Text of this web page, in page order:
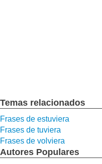
Temas relacionados
Frases de estuviera
Frases de tuviera
Frases de volviera
Autores Populares